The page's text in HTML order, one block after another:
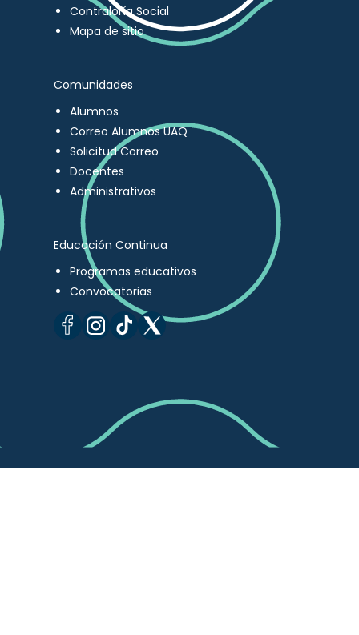
Contraloría Social
Mapa de sitio
Comunidades
Alumnos
Correo Alumnos UAQ
Solicitud Correo
Docentes
Administrativos
Educación Continua
Programas educativos
Convocatorias